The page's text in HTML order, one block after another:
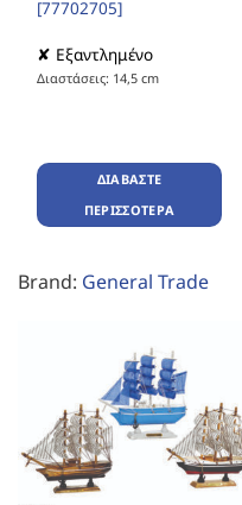
[77702705]
✘ Εξαντλημένο
Διαστάσεις: 14,5 cm
ΔΙΑΒΆΣΤΕ
ΠΕΡΙΣΣΌΤΕΡΑ
Brand: General Trade